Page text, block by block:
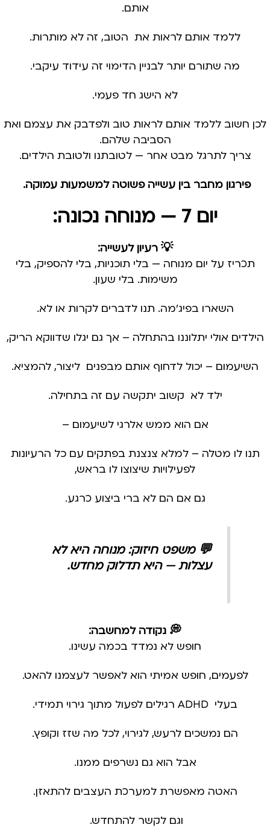
אותם.
ללמד אותם לראות את הטוב, זה לא מותרות.
מה שתורם יותר לבניין הדימוי זה עידוד עיקבי.
לא הישג חד פעמי.
לכן חשוב ללמד אותם לראות טוב ולפדבק את עצמם ואת
הסביבה שלהם.
צריך לתרגל מבט אחר — לטובתנו ולטובת הילדים.
פירגון מחבר בין עשייה פשוטה למשמעות עמוקה.
יום 7 — מנוחה נכונה:
💡 רעיון לעשייה:
תכריז על יום מנוחה — בלי תוכניות, בלי להספיק, בלי
משימות. בלי שעון.
השארו בפיג'מה. תנו לדברים לקרות או לא.
הילדים אולי יתלוננו בהתחלה – אך גם יגלו שדווקא הריק,
השיעמום – יכול לדחוף אותם מבפנים ליצור, להמציא.
ילד לא קשוב יתקשה עם זה בתחילה.
אם הוא ממש אלרגי לשיעמום –
תנו לו מטלה – למלא צנצנת בפתקים עם כל הרעיונות
לפעילויות שיצוצו לו בראש,
גם אם הם לא ברי ביצוע כרגע.
💬 משפט חיזוק:מנוחה היא לא
עצלות — היא תדלוק מחדש.
💭 נקודה למחשבה:
חופש לא נמדד בכמה עשינו.
לפעמים, חופש אמיתי הוא לאפשר לעצמנו להאט.
בעלי ADHD רגילים לפעול מתוך גירוי תמידי.
הם נמשכים לרעש, לגירוי, לכל מה שזז וקופץ.
אבל הוא גם נשרפים ממנו.
האטה מאפשרת למערכת העצבים להתאזן.
וגם לקשר להתחדש.